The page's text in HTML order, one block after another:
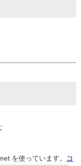
を使っています。 コ